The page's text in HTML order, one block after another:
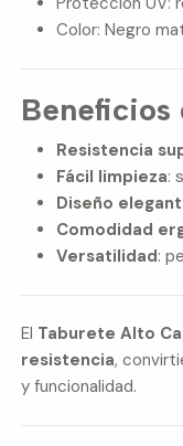
Color: Negro
Beneficios
Resistencia
Fácil limpieza:
Diseño
Comodidad
Versatilidad:
El Taburete Alto
resistencia,
y funcionalidad.